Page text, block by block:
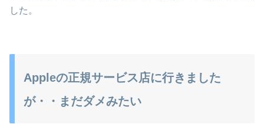
した。
Appleの正規サービス店に行きました
が・・まだダメみたい